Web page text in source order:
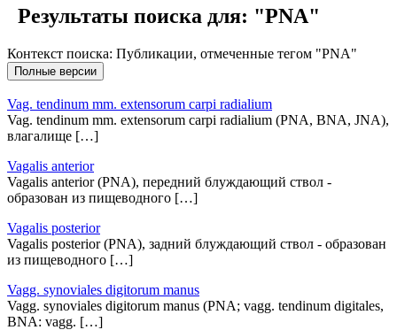
Результаты поиска для: "PNA"
Контекст поиска: Публикации, отмеченные тегом "PNA"
Vag. tendinum mm. extensorum carpi radialium
Vag. tendinum mm. extensorum carpi radialium (PNA, BNA, JNA),
влагалище […]
Vagalis anterior
Vagalis anterior (PNA), передний блуждающий ствол -
образован из пищеводного […]
Vagalis posterior
Vagalis posterior (PNA), задний блуждающий ствол - образован
из пищеводного […]
Vagg. synoviales digitorum manus
Vagg. synoviales digitorum manus (PNA; vagg. tendinum digitales,
BNA: vagg. […]